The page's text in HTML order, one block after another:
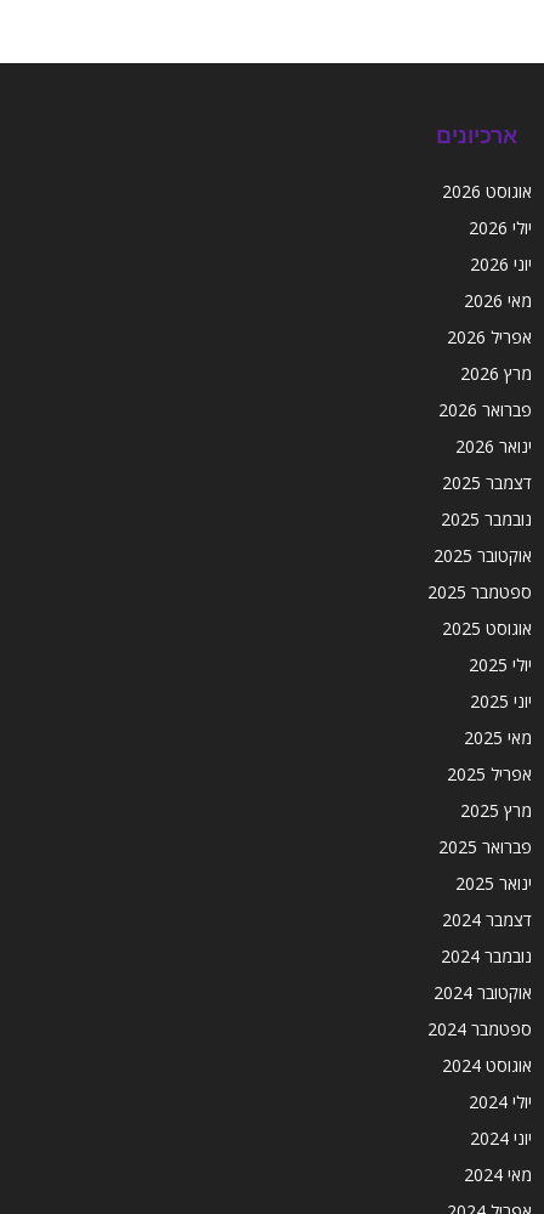
ארכיונים
אוגוסט 2026
יולי 2026
יוני 2026
מאי 2026
אפריל 2026
מרץ 2026
פברואר 2026
ינואר 2026
דצמבר 2025
נובמבר 2025
אוקטובר 2025
ספטמבר 2025
אוגוסט 2025
יולי 2025
יוני 2025
מאי 2025
אפריל 2025
מרץ 2025
פברואר 2025
ינואר 2025
דצמבר 2024
נובמבר 2024
אוקטובר 2024
ספטמבר 2024
אוגוסט 2024
יולי 2024
יוני 2024
מאי 2024